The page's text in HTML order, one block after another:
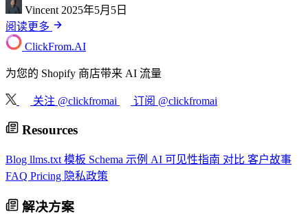
Vincent 2025年5月5日
阅读更多
ClickFrom.AI
为您的 Shopify 商店带来 AI 流量
关注 @clickfromai 订阅 @clickfromai
Resources
Blog llms.txt 模板 Schema 示例 AI 可见性指南 对比 客户故事
FAQ Pricing 隐私政策
解决方案